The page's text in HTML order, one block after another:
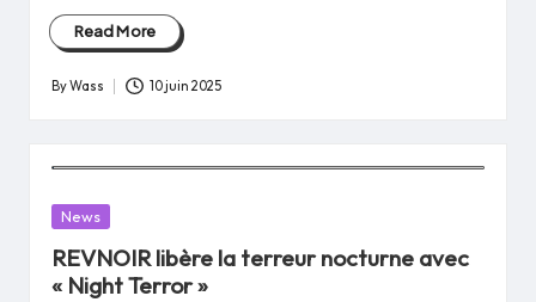
Read More
Posted
ByWass 10 juin 2025
Posted
News
REVNOIR libère la terreur nocturne avec
« Night Terror »